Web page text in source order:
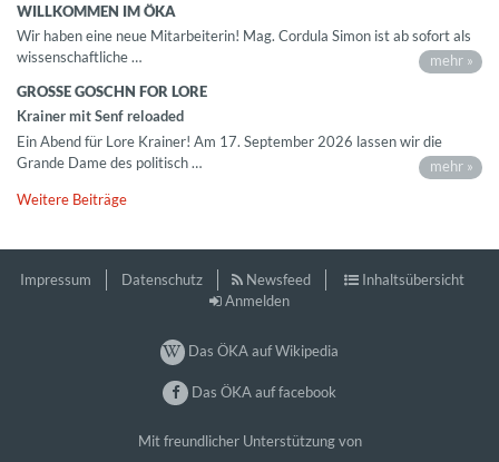
WILLKOMMEN IM ÖKA
Wir haben eine neue Mitarbeiterin! Mag. Cordula Simon ist ab sofort als
wissenschaftliche …
mehr »
GROSSE GOSCHN FOR LORE
Krainer mit Senf reloaded
Ein Abend für Lore Krainer! Am 17. September 2026 lassen wir die
Grande Dame des politisch …
mehr »
Weitere Beiträge
Impressum Datenschutz Newsfeed
Inhaltsübersicht
Anmelden
Das ÖKA auf Wikipedia
Das ÖKA auf facebook
Mit freundlicher Unterstützung von